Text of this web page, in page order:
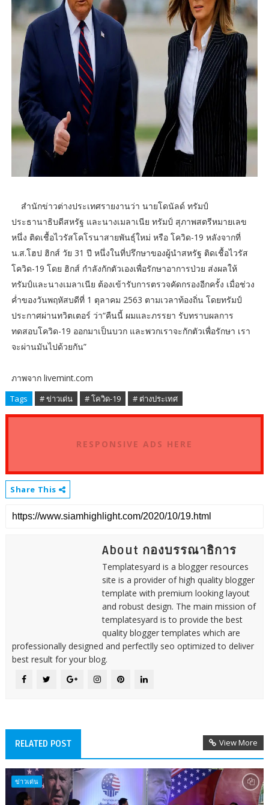
สำนักข่าวต่างประเทศรายงานว่า นายโดนัลด์ ทรัมป์
ประธานาธิบดีสหรัฐ และนางเมลาเนีย ทรัมป์ สุภาพสตรีหมายเลข
หนึ่ง ติดเชื้อไวรัสโคโรนาสายพันธุ์ใหม่ หรือ โควิด-19 หลังจากที่
น.ส.โฮป ฮิกส์ วัย 31 ปี หนึ่งในที่ปรึกษาของผู้นำสหรัฐ ติดเชื้อไวรัส
โควิด-19 โดย ฮิกส์ กำลังกักตัวเองเพื่อรักษาอาการป่วย ส่งผลให้
ทรัมป์และนางเมลาเนีย ต้องเข้ารับการตรวจคัดกรองอีกครั้ง เมื่อช่วง
ค่ำของวันพฤหัสบดีที่ 1 ตุลาคม 2563 ตามเวลาท้องถิ่น โดยทรัมป์
ประกาศผ่านทวิตเตอร์ ว่า“คืนนี้ ผมและภรรยา รับทราบผลการ
ทดสอบโควิด-19 ออกมาเป็นบวก และพวกเราจะกักตัวเพื่อรักษา เรา
จะผ่านมันไปด้วยกัน”
ภาพจาก livemint.com
Tags # ข่าวเด่น # โควิด-19 # ต่างประเทศ
RESPONSIVE ADS HERE
Share This
About กองบรรณาธิการ
Templatesyard is a blogger resources
site is a provider of high quality blogger
template with premium looking layout
and robust design. The main mission of
templatesyard is to provide the best
quality blogger templates which are
professionally designed and perfectlly seo optimized to deliver
best result for your blog.
RELATED POST View More
ข่าวเด่น